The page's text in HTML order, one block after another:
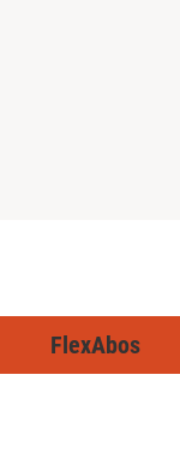
FlexAbos